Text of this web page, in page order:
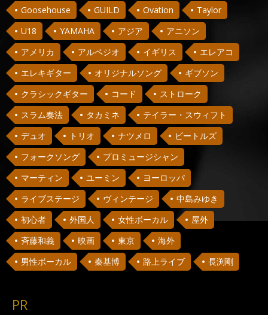
Goosehouse GUILD Ovation
Taylor
U18
YAMAHA アジア
アニソン
アメリカ
アルペジオ イギリス
エレアコ
エレキギター
オリジナルソング
ギブソン
クラシックギター
コード
ストローク
スラム奏法
タカミネ
テイラー・スウィフト
デュオ
トリオ ナツメロ
ビートルズ
フォークソング
プロミュージシャン
マーティン
ユーミン
ヨーロッパ
ライブステージ
ヴィンテージ
中島みゆき
初心者
外国人 女性ボーカル
屋外
斉藤和義
映画 東京
海外
男性ボーカル
秦基博 路上ライブ 長渕剛
PR